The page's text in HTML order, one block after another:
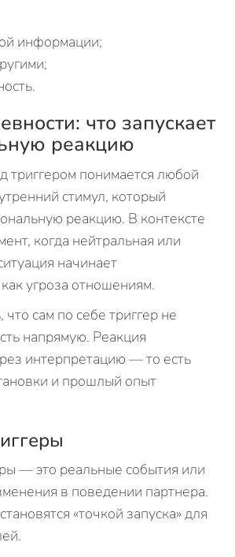
информации;
что запускает
реакцию
триггером понимается любой
стимул, который
реакцию. В контексте
когда нейтральная или
начинает
угроза отношениям.
сам по себе триггер не
напрямую. Реакция
интерпретацию — то есть
и прошлый опыт
— это реальные события или
в поведении партнера.
«точкой запуска» для